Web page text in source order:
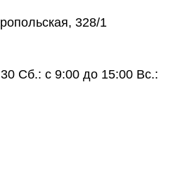
328/1
Сб.: с 9:00 до 15:00 Вс.: